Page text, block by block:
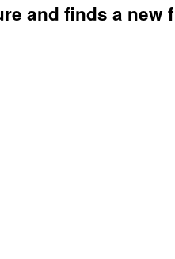
and finds a new